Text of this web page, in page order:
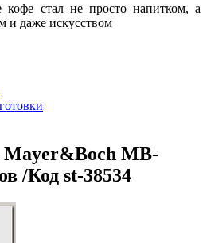
стал не просто напитком, а
и даже искусством
MB-
/Код st-38534